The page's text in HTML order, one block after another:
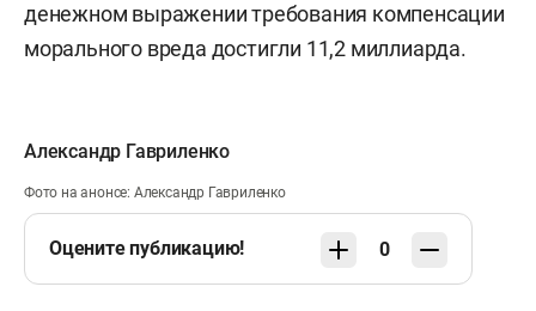
денежном выражении требования компенсации
морального вреда достигли 11,2 миллиарда.
Александр Гавриленко
Фото на анонсе: Александр Гавриленко
Оцените публикацию! 0